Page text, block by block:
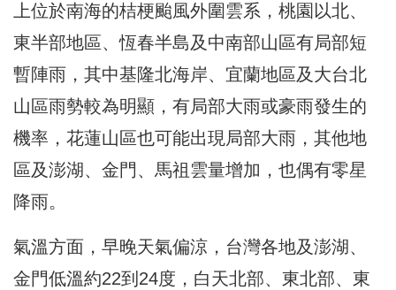
上位於南海的桔梗颱風外圍雲系，桃園以北、
東半部地區、恆春半島及中南部山區有局部短
暫陣雨，其中基隆北海岸、宜蘭地區及大台北
山區雨勢較為明顯，有局部大雨或豪雨發生的
機率，花蓮山區也可能出現局部大雨，其他地
區及澎湖、金門、馬祖雲量增加，也偶有零星
降雨。
氣溫方面，早晚天氣偏涼，台灣各地及澎湖、
金門低溫約22到24度，白天北部、東北部、東